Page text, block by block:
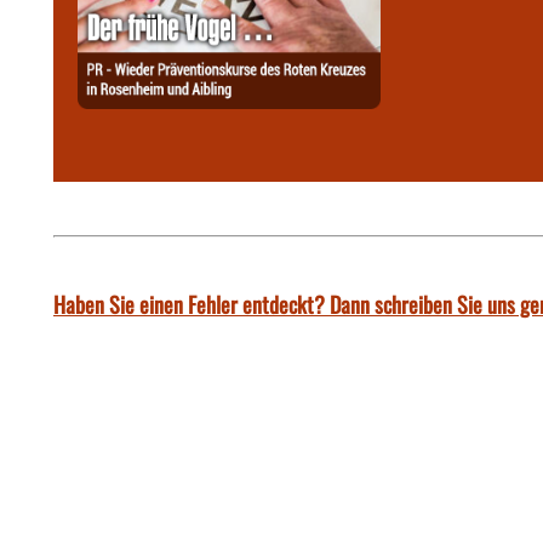
Haben Sie einen Fehler entdeckt? Dann schreiben Sie uns